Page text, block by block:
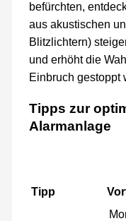
befürchten,
aus akustischen
Blitzlichtern)
und erhöht die
Einbruch gestoppt
Tipps zur
Alarmanlage
Tipp